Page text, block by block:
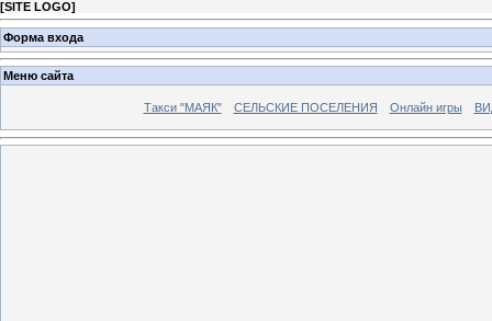
[SITE LOGO]
Форма входа
Меню сайта
Такси "МАЯК" СЕЛЬСКИЕ ПОСЕЛЕНИЯ Онлайн игры